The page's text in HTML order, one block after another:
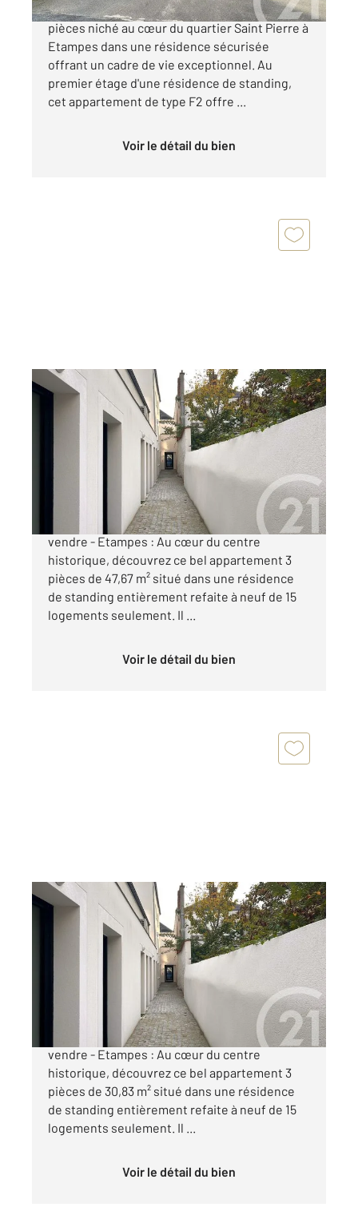
Découvrez ce magnifique Appartement de 2
pièces niché au cœur du quartier Saint Pierre à
Etampes dans une résidence sécurisée
offrant un cadre de vie exceptionnel. Au
premier étage d'une résidence de standing,
cet appartement de type F2 offre ...
Voir le détail du bien
ETAMPES 91
47,67 m
, 3 pièces
Ref : 16808
Appartement F3 à vendre
188 680 €
Appartement de type F3 neuf avec terrasse A
vendre - Etampes : Au cœur du centre
historique, découvrez ce bel appartement 3
pièces de 47,67 m² situé dans une résidence
de standing entièrement refaite à neuf de 15
logements seulement. Il ...
Voir le détail du bien
ETAMPES 91
30,83 m
, 2 pièces
Ref : 16816
Appartement F2 à vendre
134 320 €
Appartement de type F2 neuf avec terrasse A
vendre - Etampes : Au cœur du centre
historique, découvrez ce bel appartement 3
pièces de 30,83 m² situé dans une résidence
de standing entièrement refaite à neuf de 15
logements seulement. Il ...
Voir le détail du bien